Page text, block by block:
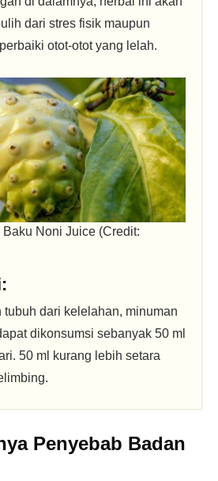
dari stres fisik maupun
otot-otot yang lelah.
Noni Juice (Credit:
tubuh dari kelelahan, minuman
dikonsumsi sebanyak 50 ml
50 ml kurang lebih setara
Penyebab Badan